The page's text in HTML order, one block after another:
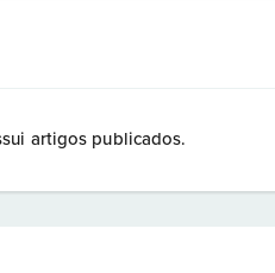
artigos publicados.